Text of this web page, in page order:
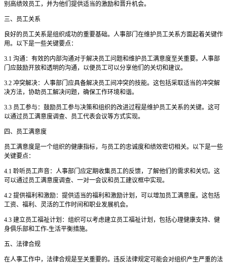
别高绩效员工，并为他们提供适当的激励和晋升机会。
三、员工关系
良好的员工关系是组织成功的重要基础。人事部门在维护员工关系方面起着关键作
用。以下是一些关键要点：
3.1 沟通：有效的内部沟通对于解决员工问题和维护员工满意度至关重要。人事部
门应鼓励开放和透明的沟通，以便员工可以分享他们的关切和建议。
3.2 冲突解决：人事部门应具备解决员工间冲突的技能。这包括采取适当的冲突解
决方法，协助员工解决问题，确保工作环境和谐。
3.3 员工参与：鼓励员工参与决策和组织的改进过程是维护员工关系的关键。这可
以通过员工满意度调查、员工代表会议等方式实现。
四、员工满意度
员工满意度是一个组织的健康指标，与员工的忠诚度和绩效密切相关。以下是一些
关键要点：
4.1 聆听员工声音：人事部门应定期收集员工的反馈，了解他们的需求和关切。这
可以通过员工满意度调查、一对一会议和员工建议框中实现。
4.2 提供福利和激励：提供适当的福利和激励计划，可以增加员工满意度。这包括
工资、福利、灵活的工作时间和职业发展机会。
4.3 建立员工福祉计划：组织可以考虑建立员工福祉计划，包括心理健康支持、健
身俱乐部和工作-生活平衡措施。
五、法律合规
在人事工作中，法律合规是至关重要的。违反法律规定可能会对组织产生严重的法